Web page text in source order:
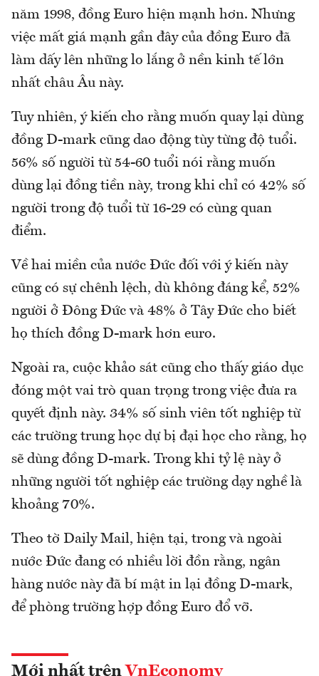
năm 1998, đồng Euro hiện mạnh hơn. Nhưng
việc mất giá mạnh gần đây của đồng Euro đã
làm dấy lên những lo lắng ở nền kinh tế lớn
nhất châu Âu này.
Tuy nhiên, ý kiến cho rằng muốn quay lại dùng
đồng D-mark cũng dao động tùy từng độ tuổi.
56% số người từ 54-60 tuổi nói rằng muốn
dùng lại đồng tiền này, trong khi chỉ có 42% số
người trong độ tuổi từ 16-29 có cùng quan
điểm.
Về hai miền của nước Đức đối với ý kiến này
cũng có sự chênh lệch, dù không đáng kể, 52%
người ở Đông Đức và 48% ở Tây Đức cho biết
họ thích đồng D-mark hơn euro.
Ngoài ra, cuộc khảo sát cũng cho thấy giáo dục
đóng một vai trò quan trọng trong việc đưa ra
quyết định này. 34% số sinh viên tốt nghiệp từ
các trường trung học dự bị đại học cho rằng, họ
sẽ dùng đồng D-mark. Trong khi tỷ lệ này ở
những người tốt nghiệp các trường dạy nghề là
khoảng 70%.
Theo tờ Daily Mail, hiện tại, trong và ngoài
nước Đức đang có nhiều lời đồn rằng, ngân
hàng nước này đã bí mật in lại đồng D-mark,
để phòng trường hợp đồng Euro đổ vỡ.
Mới nhất trên VnEconomy